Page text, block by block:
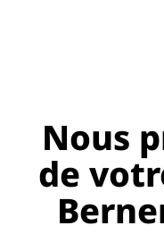
Nous
de